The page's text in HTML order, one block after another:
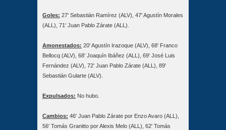
Goles: 27' Sebastián Ramírez (ALV), 47' Agustín Morales
(ALL), 71' Juan Pablo Zárate (ALL).
Amonestados: 20' Agustín Irazoque (ALV), 68' Franco
Bellocq (ALV), 68' Joaquín Ibáñez (ALL), 69' José Luis
Fernández (ALV), 72' Juan Pablo Zárate (ALL), 89'
Sebastián Gularte (ALV).
Expulsados: No hubo.
Cambios: 46' Juan Pablo Zárate por Enzo Avaro (ALL),
56' Tomás Granitto por Alexis Melo (ALL), 62' Tomás